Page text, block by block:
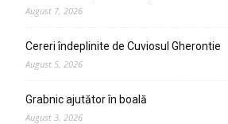
August 7, 2026
Cereri îndeplinite de Cuviosul Gherontie
August 5, 2026
Grabnic ajutător în boală
August 3, 2026